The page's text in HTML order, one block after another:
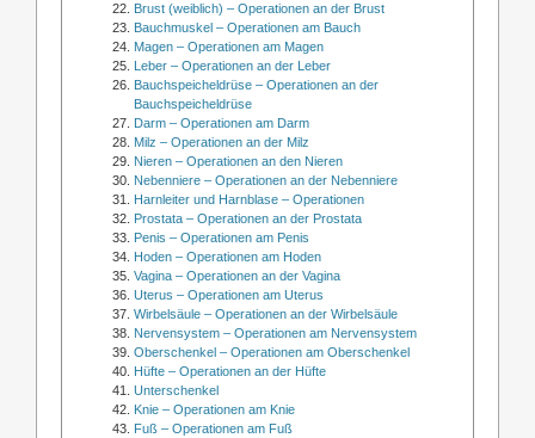
Brust (weiblich) – Operationen an der Brust
Bauchmuskel – Operationen am Bauch
Magen – Operationen am Magen
Leber – Operationen an der Leber
Bauchspeicheldrüse – Operationen an der
Bauchspeicheldrüse
Darm – Operationen am Darm
Milz – Operationen an der Milz
Nieren – Operationen an den Nieren
Nebenniere – Operationen an der Nebenniere
Harnleiter und Harnblase – Operationen
Prostata – Operationen an der Prostata
Penis – Operationen am Penis
Hoden – Operationen am Hoden
Vagina – Operationen an der Vagina
Uterus – Operationen am Uterus
Wirbelsäule – Operationen an der Wirbelsäule
Nervensystem – Operationen am Nervensystem
Oberschenkel – Operationen am Oberschenkel
Hüfte – Operationen an der Hüfte
Unterschenkel
Knie – Operationen am Knie
Fuß – Operationen am Fuß